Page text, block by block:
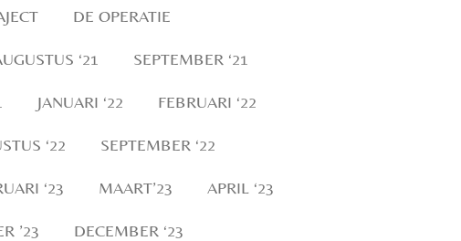
DE OPERATIE
‘21 SEPTEMBER ‘21
JANUARI ‘22 FEBRUARI ‘22
‘22 SEPTEMBER ‘22
‘23 MAART’23 APRIL ‘23
’23 DECEMBER ‘23